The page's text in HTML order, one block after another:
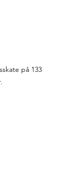
på 133